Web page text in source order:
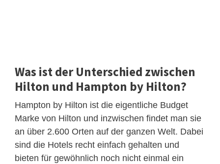
Was ist der Unterschied zwischen
Hilton und Hampton by Hilton?
Hampton by Hilton ist die eigentliche Budget
Marke von Hilton und inzwischen findet man sie
an über 2.600 Orten auf der ganzen Welt. Dabei
sind die Hotels recht einfach gehalten und
bieten für gewöhnlich noch nicht einmal ein